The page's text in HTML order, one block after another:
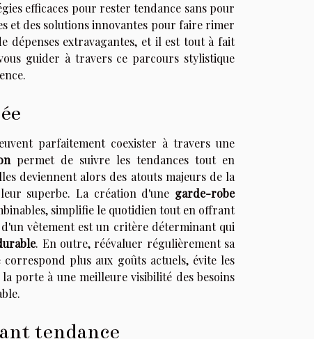
efficaces pour rester tendance sans pour
et des solutions innovantes pour faire rimer
dépenses extravagantes, et il est tout à fait
guider à travers ce parcours stylistique
parfaitement coexister à travers une
permet de suivre les tendances tout en
deviennent alors des atouts majeurs de la
superbe. La création d'une garde-robe
simplifie le quotidien tout en offrant
vêtement est un critère déterminant qui
. En outre, réévaluer régulièrement sa
plus aux goûts actuels, évite les
porte à une meilleure visibilité des besoins
tendance